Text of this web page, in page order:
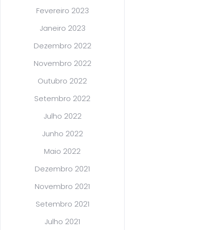
Fevereiro 2023
Janeiro 2023
Dezembro 2022
Novembro 2022
Outubro 2022
Setembro 2022
Julho 2022
Junho 2022
Maio 2022
Dezembro 2021
Novembro 2021
Setembro 2021
Julho 2021